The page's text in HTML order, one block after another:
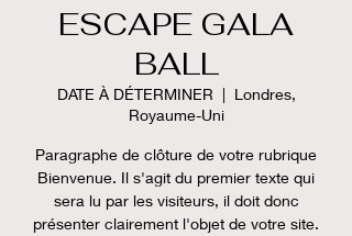
ESCAPE GALA
BALL
DATE À DÉTERMINER
  |
Londres,
Royaume-Uni
Paragraphe de clôture de votre rubrique
Bienvenue. Il s'agit du premier texte qui
sera lu par les visiteurs, il doit donc
présenter clairement l'objet de votre site.